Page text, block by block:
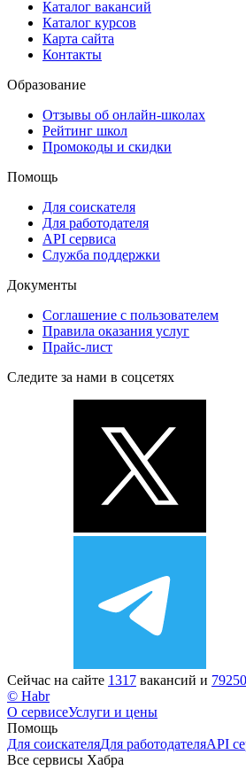
Каталог вакансий
Каталог курсов
Карта сайта
Контакты
Образование
Отзывы об онлайн-школах
Рейтинг школ
Промокоды и скидки
Помощь
Для соискателя
Для работодателя
API сервиса
Служба поддержки
Документы
Соглашение с пользователем
Правила оказания услуг
Прайс-лист
Следите за нами в соцсетях
Сейчас на сайте 1317 вакансий и
© Habr
О сервисеУслуги и цены
Помощь
Для соискателяДля работодателяAPI
Все сервисы Хабра